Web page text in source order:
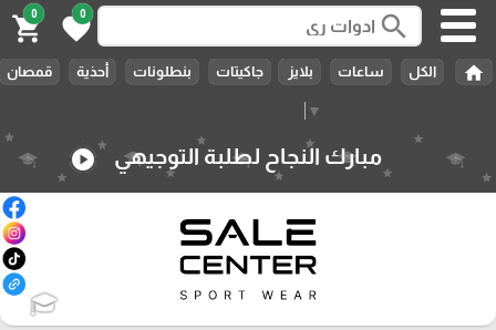
▼
search
0
favorite
0
shopping_cart
home الكل ساعات بلايز جاكيتات بنطلونات أحذية قمصان
مبارك النجاح لطلبة التوجيهي play_circle
🎓